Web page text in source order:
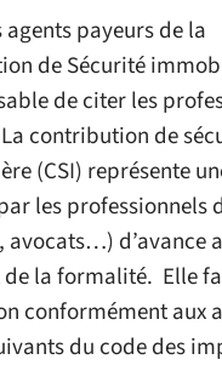
agents payeurs de la
de Sécurité
de citer les
contribution de
(CSI) représente
les professionnels
avocats…) d’avance
la formalité. Elle
conformément aux
du code des